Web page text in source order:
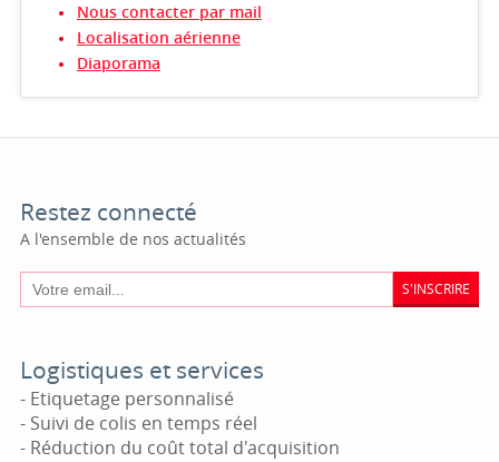
Nous contacter par mail
Localisation aérienne
Diaporama
Restez connecté
A l'ensemble de nos actualités
S'INSCRIRE
Logistiques et services
- Etiquetage personnalisé
- Suivi de colis en temps réel
- Réduction du coût total d'acquisition